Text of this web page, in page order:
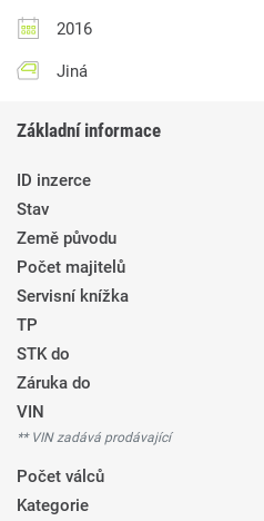
2016
Jiná
Základní informace
ID inzerce
Stav
Země původu
Počet majitelů
Servisní knížka
TP
STK do
Záruka do
VIN
** VIN zadává prodávající
Počet válců
Kategorie